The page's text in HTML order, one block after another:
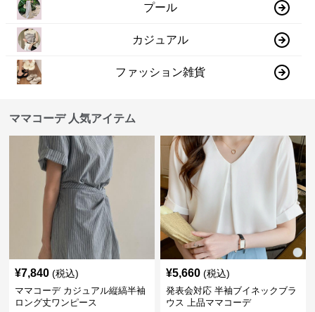
プール
カジュアル
ファッション雑貨
ママコーデ 人気アイテム
¥7,840 (税込)
ママコーデ カジュアル縦縞半袖
ロング丈ワンピース
¥5,660 (税込)
発表会対応 半袖ブイネックブラ
ウス 上品ママコーデ